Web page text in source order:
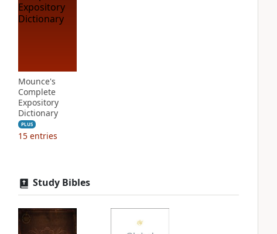
Mounce's
Complete
Expository
Dictionary
PLUS
15 entries
Study Bibles